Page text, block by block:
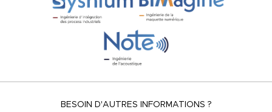
BESOIN D'AUTRES INFORMATIONS ?